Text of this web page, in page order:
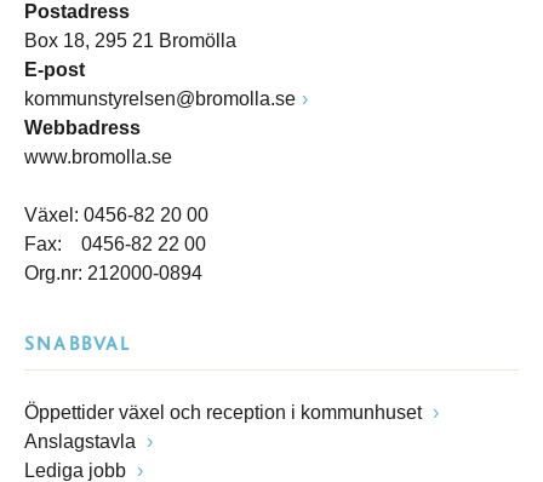
Postadress
Box 18, 295 21 Bromölla
E-post
kommunstyrelsen@bromolla.se
Webbadress
www.bromolla.se
Växel: 0456-82 20 00
Fax: 0456-82 22 00
Org.nr: 212000-0894
SNABBVAL
Öppettider växel och reception i kommunhuset
Anslagstavla
Lediga jobb